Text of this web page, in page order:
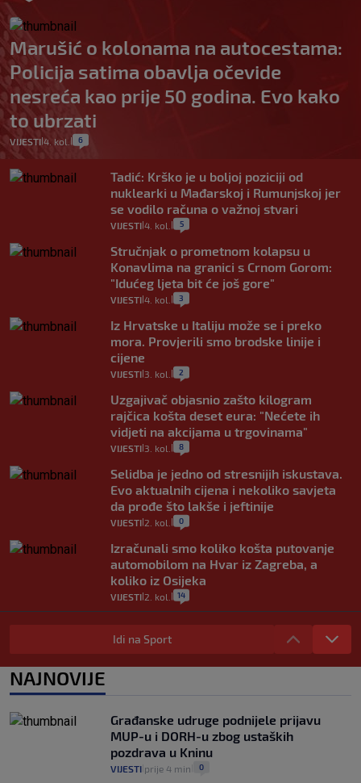
Marušić o kolonama na autocestama:
Policija satima obavlja očevide
nesreća kao prije 50 godina. Evo kako
to ubrzati
VIJESTI 4. kol. 6
Tadić: Krško je u boljoj poziciji od
nuklearki u Mađarskoj i Rumunjskoj jer
se vodilo računa o važnoj stvari
VIJESTI 4. kol. 5
Stručnjak o prometnom kolapsu u
Konavlima na granici s Crnom Gorom:
"Idućeg ljeta bit će još gore"
VIJESTI 4. kol. 3
Iz Hrvatske u Italiju može se i preko
mora. Provjerili smo brodske linije i
cijene
VIJESTI 3. kol. 2
Uzgajivač objasnio zašto kilogram
rajčica košta deset eura: "Nećete ih
vidjeti na akcijama u trgovinama"
VIJESTI 3. kol. 8
Selidba je jedno od stresnijih iskustava.
Evo aktualnih cijena i nekoliko savjeta
da prođe što lakše i jeftinije
VIJESTI 2. kol. 0
Izračunali smo koliko košta putovanje
automobilom na Hvar iz Zagreba, a
koliko iz Osijeka
VIJESTI 2. kol. 14
"Kći je otišla na more, a zaboravila
zdravstvenu iskaznicu". Kakva su prava
pacijenata izvan mjesta prebivališta?
1
junaci naših priča budu oni koji pomažu,
a ne oni koji su pobijedili nekoga"
2
Idi na Sport
NAJNOVIJE
Građanske udruge podnijele prijavu
MUP-u i DORH-u zbog ustaških
pozdrava u Kninu
VIJESTI prije 4 min 0